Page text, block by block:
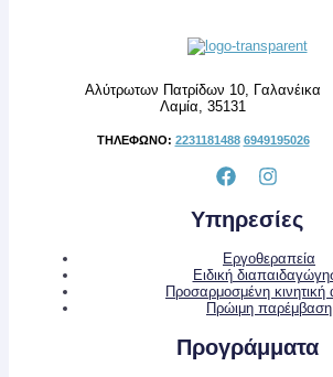
Αλύτρωτων Πατρίδων 10, Γαλανέικα
Λαμία, 35131
ΤΗΛΕΦΩΝΟ: 2231181488 6949195026
Υπηρεσίες
Εργοθεραπεία
Ειδική
Προσαρμοσμένη
Πρώιμη παρέμβαση
Προγράμματα